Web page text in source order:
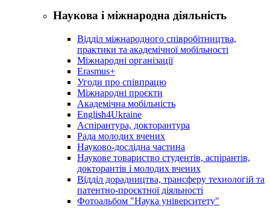
Наукова і міжнародна діяльність
Відділ міжнародного співробітництва,
практики та академічної мобільності
Міжнародні організації
Erasmus+
Угоди про співпрацю
Міжнародні проєкти
Академічна мобільність
English4Ukraine
Аспірантура, докторантура
Рада молодих вчених
Науково-дослідна частина
Наукове товариство студентів, аспірантів,
докторантів і молодих вчених
Відділ дорадництва, трансферу технологій та
патентно-проєктної діяльності
Фотоальбом "Наука університету"